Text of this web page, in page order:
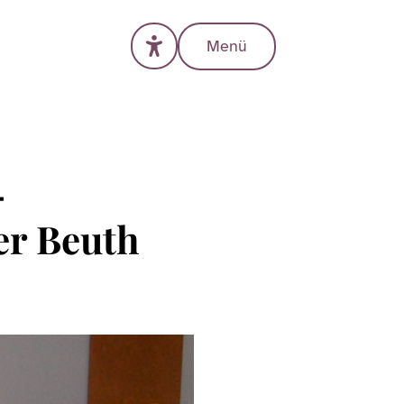
Menü
Beuth